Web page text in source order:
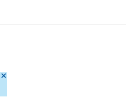
🞫